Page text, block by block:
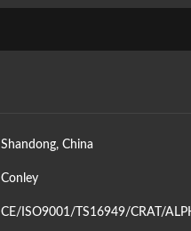
Shandong, China
Conley
CE/ISO9001/TS16949/CRAT/